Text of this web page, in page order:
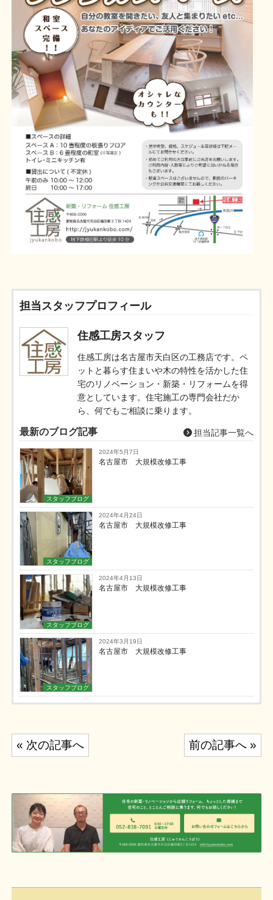
担当スタッフプロフィール
住感工房スタッフ
住感工房は名古屋市天白区の工務店です。ペ
ットと暮らす住まいや木の特性を活かした住
宅のリノベーション・新築・リフォームを得
意としています。住宅施工の専門会社だか
ら、何でもご相談に乗ります。
最新のブログ記事 担当記事一覧へ
スタッフブログ
2024年5月7日
名古屋市 大規模改修工事
スタッフブログ
2024年4月24日
名古屋市 大規模改修工事
スタッフブログ
2024年4月13日
名古屋市 大規模改修工事
スタッフブログ
2024年3月19日
名古屋市 大規模改修工事
投
稿
ビ
ゲ
ー
シ
前の記事へ »
« 次の記事へ